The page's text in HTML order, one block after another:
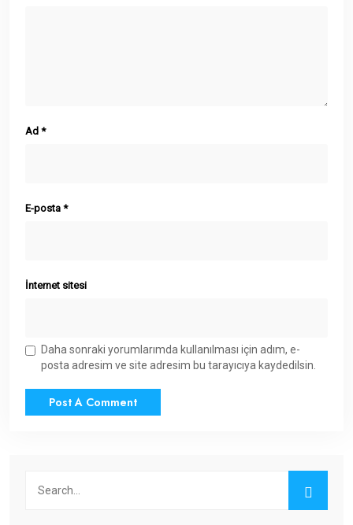
Ad *
E-posta *
İnternet sitesi
Daha sonraki yorumlarımda kullanılması için adım, e-
posta adresim ve site adresim bu tarayıcıya kaydedilsin.